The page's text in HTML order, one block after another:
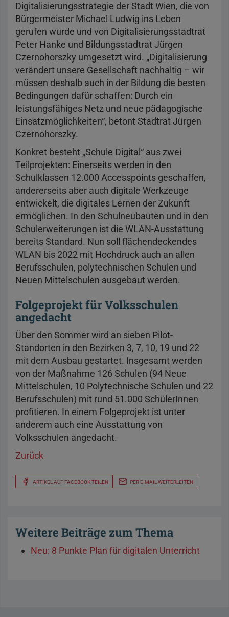
Digitalisierungsstrategie der Stadt Wien, die von
Bürgermeister Michael Ludwig ins Leben
gerufen wurde und von Digitalisierungsstadtrat
Peter Hanke und Bildungsstadtrat Jürgen
Czernohorszky umgesetzt wird. „Digitalisierung
verändert unsere Gesellschaft nachhaltig – wir
müssen deshalb auch in der Bildung die besten
Bedingungen dafür schaffen: Durch ein
leistungsfähiges Netz und neue pädagogische
Einsatzmöglichkeiten“, betont Stadtrat Jürgen
Czernohorszky.
Konkret besteht „Schule Digital“ aus zwei
Teilprojekten: Einerseits werden in den
Schulklassen 12.000 Accesspoints geschaffen,
andererseits aber auch digitale Werkzeuge
entwickelt, die digitales Lernen der Zukunft
ermöglichen. In den Schulneubauten und in den
Schulerweiterungen ist die WLAN-Ausstattung
bereits Standard. Nun soll flächendeckendes
WLAN bis 2022 mit Hochdruck auch an allen
Berufsschulen, polytechnischen Schulen und
Neuen Mittelschulen ausgebaut werden.
Folgeprojekt für Volksschulen
angedacht
Über den Sommer wird an sieben Pilot-
Standorten in den Bezirken 3, 7, 10, 19 und 22
mit dem Ausbau gestartet. Insgesamt werden
von der Maßnahme 126 Schulen (94 Neue
Mittelschulen, 10 Polytechnische Schulen und 22
Berufsschulen) mit rund 51.000 SchülerInnen
profitieren. In einem Folgeprojekt ist unter
anderem auch eine Ausstattung von
Volksschulen angedacht.
Zurück
ARTIKEL AUF FACEBOOK TEILEN PER E-MAIL WEITERLEITEN
Weitere Beiträge zum Thema
Neu: 8 Punkte Plan für digitalen Unterricht